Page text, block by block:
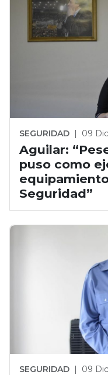
SEGURIDAD | 09
Aguilar:
puso como
Seguridad”
SEGURIDAD | 09